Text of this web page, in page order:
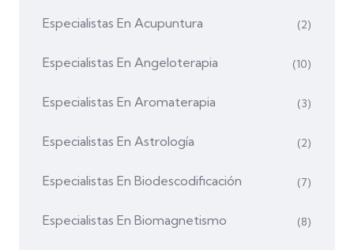
Especialistas En Acupuntura (2)
Especialistas En Angeloterapia (10)
Especialistas En Aromaterapia (3)
Especialistas En Astrología (2)
Especialistas En Biodescodificación (7)
Especialistas En Biomagnetismo (8)